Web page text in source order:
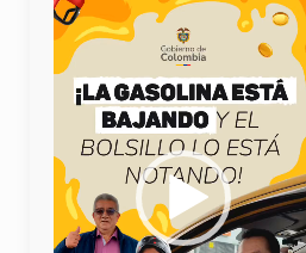
de
vídeo